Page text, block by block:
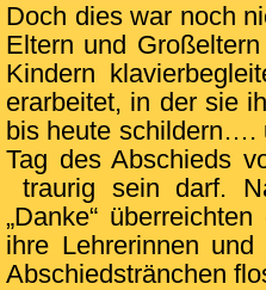
Doch dies war noch
Eltern und
Kindern
erarbeitet, in der sie
bis heute schildern….
Tag des Abschieds
traurig sein darf.
„Danke“
ihre Lehrerinnen
Abschiedstränchen